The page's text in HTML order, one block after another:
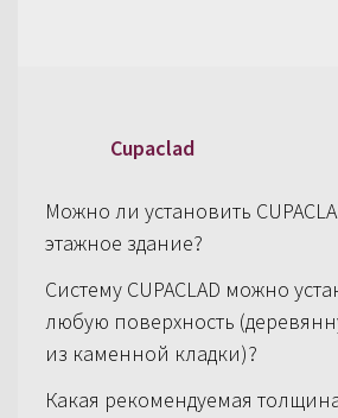
Cupaclad
Можно ли установить
этажное здание?
Систему CUPACLAD можно
любую поверхность
из каменной кладки)?
Какая рекомендуемая